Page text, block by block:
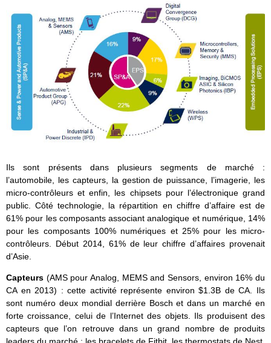
Ils sont présents dans plusieurs segments de marché :
l’automobile, les capteurs, la gestion de puissance, l’imagerie, les
micro-contrôleurs et enfin, les chipsets pour l’électronique grand
public. Côté technologie, la répartition en chiffre d’affaire est de
61% pour les composants associant analogique et numérique, 14%
pour les composants 100% numériques et 25% pour les micro-
contrôleurs. Début 2014, 61% de leur chiffre d’affaires provenait
d’Asie.
Capteurs (AMS pour Analog, MEMS and Sensors, environ 16% du
CA en 2013) : cette activité représente environ $1.3B de CA. Ils
sont numéro deux mondial derrière Bosch et dans un marché en
forte croissance, celui de l’Internet des objets. Ils produisent des
capteurs que l’on retrouve dans un grand nombre de produits